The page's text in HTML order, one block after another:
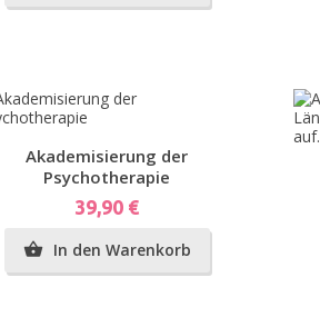
Vorschau
Akademisierung der
Psychotherapie
Preis
39,90 €
 In den Warenkorb